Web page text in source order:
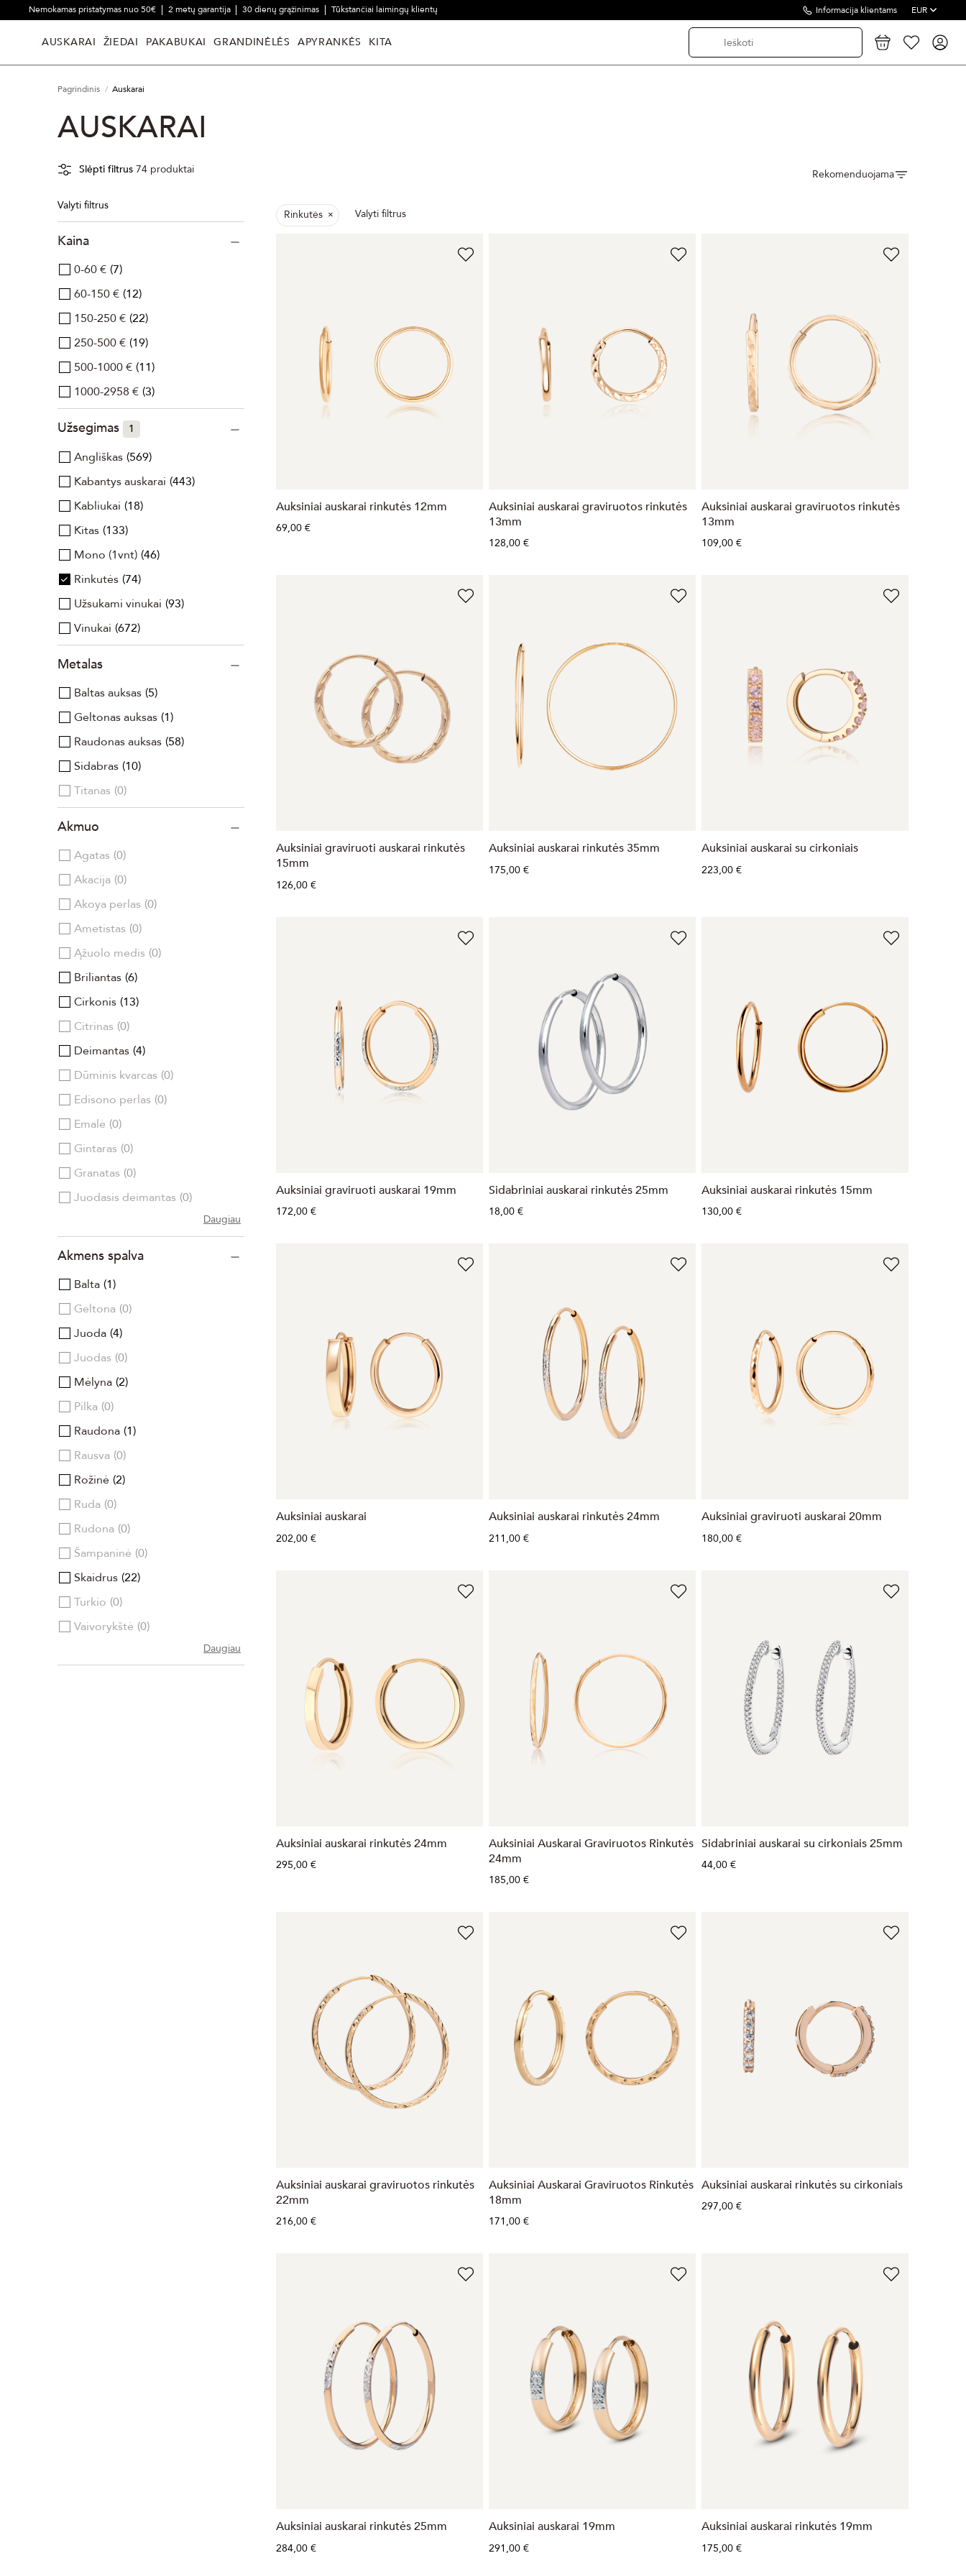
Nemokamas pristatymas nuo 50€ 2 metų garantija 30 dienų grąžinimas Tūkstančiai laimingų klientų Informacija klientams EUR
AUSKARAI ŽIEDAI PAKABUKAI GRANDINĖLĖS APYRANKĖS KITA
Pagrindinis Auskarai
AUSKARAI
Rekomenduojama
Rinkutės Valyti filtrus
Auksiniai auskarai rinkutės 12mm
69,00 €
Auksiniai auskarai graviruotos rinkutės
13mm
128,00 €
Auksiniai auskarai graviruotos rinkutės
13mm
109,00 €
Auksiniai graviruoti auskarai rinkutės
15mm
126,00 €
Auksiniai auskarai rinkutės 35mm
175,00 €
Auksiniai auskarai su cirkoniais
223,00 €
Auksiniai graviruoti auskarai 19mm
172,00 €
Sidabriniai auskarai rinkutės 25mm
18,00 €
Auksiniai auskarai rinkutės 15mm
130,00 €
Auksiniai auskarai
202,00 €
Auksiniai auskarai rinkutės 24mm
211,00 €
Auksiniai graviruoti auskarai 20mm
180,00 €
Auksiniai auskarai rinkutės 24mm
295,00 €
Auksiniai Auskarai Graviruotos Rinkutės
24mm
185,00 €
Sidabriniai auskarai su cirkoniais 25mm
44,00 €
Auksiniai auskarai graviruotos rinkutės
22mm
216,00 €
Auksiniai Auskarai Graviruotos Rinkutės
18mm
171,00 €
Auksiniai auskarai rinkutės su cirkoniais
297,00 €
Auksiniai auskarai rinkutės 25mm
284,00 €
Auksiniai auskarai 19mm
291,00 €
Auksiniai auskarai rinkutės 19mm
175,00 €
Slėpti filtrus 74 produktai
Valyti filtrus
Kaina
0-60 € 7
60-150 € 12
150-250 € 22
250-500 € 19
500-1000 € 11
1000-2958 € 3
Užsegimas 1
Angliškas 569
Kabantys auskarai 443
Kabliukai 18
Kitas 133
Mono (1vnt) 46
Rinkutės 74
Užsukami vinukai 93
Vinukai 672
Metalas
Baltas auksas 5
Geltonas auksas 1
Raudonas auksas 58
Sidabras 10
Titanas 0
Akmuo
Agatas 0
Akacija 0
Akoya perlas 0
Ametistas 0
Ąžuolo medis 0
Briliantas 6
Cirkonis 13
Citrinas 0
Deimantas 4
Dūminis kvarcas 0
Edisono perlas 0
Emalė 0
Gintaras 0
Granatas 0
Juodasis deimantas 0
Daugiau
Akmens spalva
Balta 1
Geltona 0
Juoda 4
Juodas 0
Mėlyna 2
Pilka 0
Raudona 1
Rausva 0
Rožinė 2
Ruda 0
Rudona 0
Šampaninė 0
Skaidrus 22
Turkio 0
Vaivorykštė 0
Daugiau